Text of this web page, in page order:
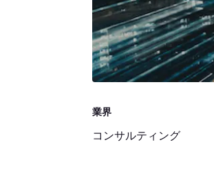
業界
コンサルティング